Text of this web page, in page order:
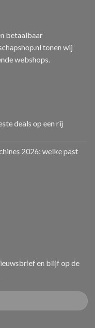
betaalbaar
tonen wij
webshops.
deals op een rij
2026: welke past
en blijf op de